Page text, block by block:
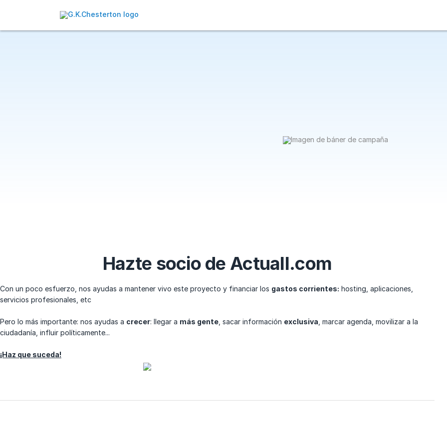
Hazte socio de Actuall.com
Con un poco esfuerzo, nos ayudas a mantener vivo este proyecto y financiar los gastos corrientes: hosting, aplicaciones,
servicios profesionales, etc
Pero lo más importante: nos ayudas a crecer: llegar a más gente , sacar información exclusiva , marcar agenda, movilizar a la
ciudadanía, influir políticamente...
¡Haz que suceda!